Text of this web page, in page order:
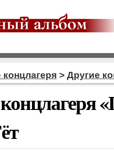
> Другие